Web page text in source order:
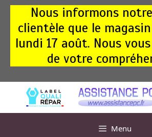
Aller
contenu
Nous informons
clientèle que le
lundi 17 août. Nous
de votre
Menu